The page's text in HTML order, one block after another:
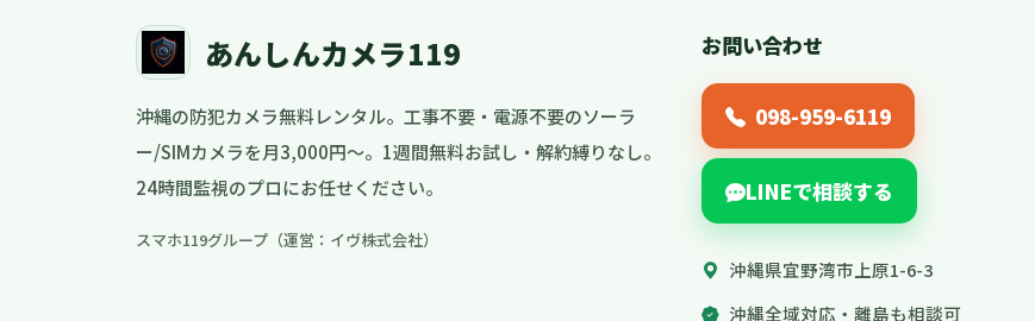
あんしんカメラ119
沖縄の防犯カメラ無料レンタル。工事不要・電源不要のソーラ
ー/SIMカメラを月3,000円〜。1週間無料お試し・解約縛りなし。
24時間監視のプロにお任せください。
スマホ119グループ（運営：イヴ株式会社）
お問い合わせ
098-959-6119
LINEで相談する
沖縄県宜野湾市上原1-6-3
沖縄全域対応・離島も相談可